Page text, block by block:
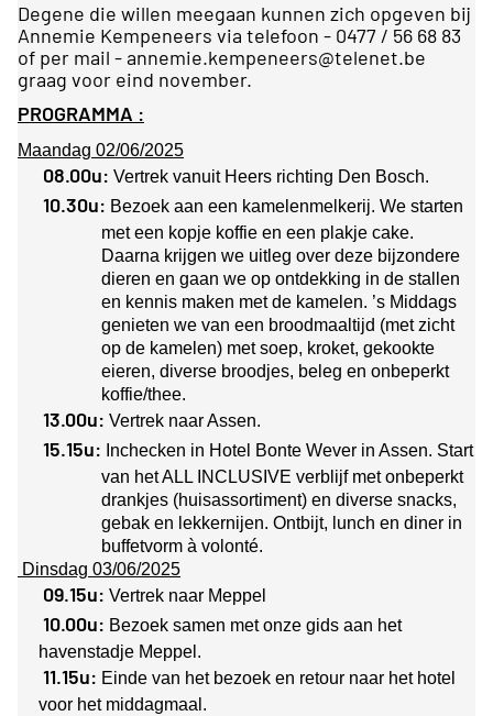
Degene die willen meegaan kunnen zich opgeven bij
Annemie Kempeneers via telefoon - 0477 / 56 68 83
of per mail - annemie.kempeneers@telenet.be
graag voor eind november.
PROGRAMMA :
Maandag 02/06/2025
08.00u: Vertrek vanuit Heers richting Den Bosch.
10.30u: Bezoek aan een kamelenmelkerij. We starten
met een kopje koffie en een plakje cake.
Daarna krijgen we uitleg over deze bijzondere
dieren en gaan we op ontdekking in de stallen
en kennis maken met de kamelen. ’s Middags
genieten we van een broodmaaltijd (met zicht
op de kamelen) met soep, kroket, gekookte
eieren, diverse broodjes, beleg en onbeperkt
koffie/thee.
13.00u: Vertrek naar Assen.
15.15u: Inchecken in Hotel Bonte Wever in Assen. Start
van het ALL INCLUSIVE verblijf met onbeperkt
drankjes (huisassortiment) en diverse snacks,
gebak en lekkernijen. Ontbijt, lunch en diner in
buffetvorm à volonté.
Dinsdag 03/06/2025
09.15u: Vertrek naar Meppel
10.00u: Bezoek samen met onze gids aan het
havenstadje Meppel.
11.15u: Einde van het bezoek en retour naar het hotel
voor het middagmaal.